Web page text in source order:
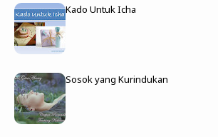
Kado Untuk Icha
Sosok yang Kurindukan